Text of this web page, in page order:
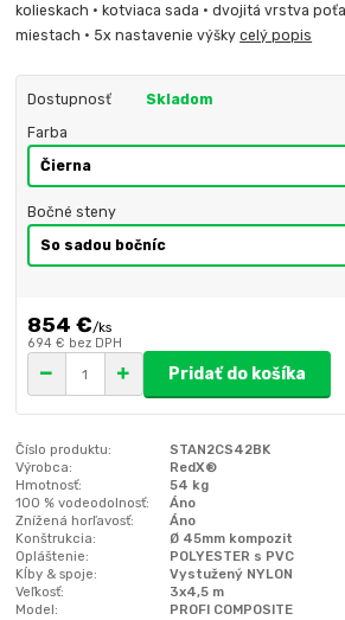
kolieskach • kotviaca sada • dvojitá vrstva
miestach • 5x nastavenie výškycelý popis
Dostupnosť Skladom
Farba
Bočné steny
854 €/ks
694 € bez DPH
Pridať do košíka
Číslo produktu:
STAN2CS42BK
Výrobca:
RedX®
Hmotnosť:
54 kg
100 % vodeodolnosť:
Áno
Znížená horľavosť:
Áno
Konštrukcia:
Ø 45mm kompozit
Opláštenie:
POLYESTER s PVC
Kĺby & spoje:
Vystužený NYLON
Veľkosť:
3x4,5 m
Model:
PROFI COMPOSITE